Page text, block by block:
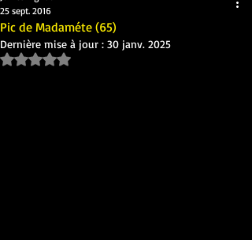
Pic de Madaméte (65)
25 sept. 2016
Dernière mise à jour : 30 janv. 2025
Noté NaN étoiles sur 5.